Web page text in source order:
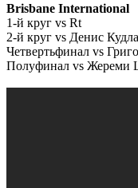
Brisbane International
1-й круг vs Rt
2-й круг vs Денис
Четвертьфинал vs
Полуфинал vs Жереми